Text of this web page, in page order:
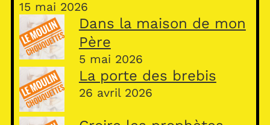
15 mai 2026
Dans la maison de mon
Père
5 mai 2026
La porte des brebis
26 avril 2026